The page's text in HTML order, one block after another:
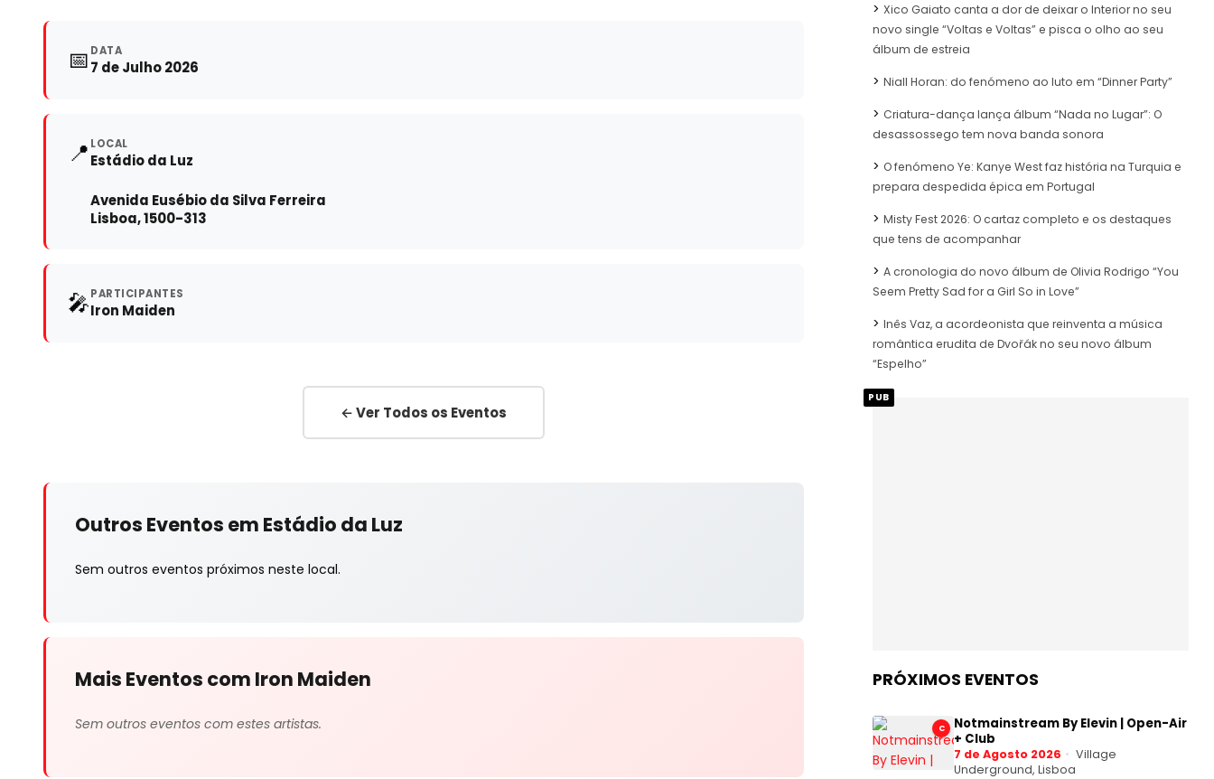
📅 DATA
7 de Julho 2026
📍 LOCAL
Estádio da Luz
Avenida Eusébio da Silva Ferreira
Lisboa, 1500-313
🎤PARTICIPANTES
Iron Maiden
← Ver Todos os Eventos
Outros Eventos em Estádio da Luz
Sem outros eventos próximos neste local.
Mais Eventos com Iron Maiden
Sem outros eventos com estes artistas.
Xico Gaiato canta a dor de deixar o Interior no seu
novo single “Voltas e Voltas” e pisca o olho ao seu
álbum de estreia
Niall Horan: do fenómeno ao luto em “Dinner Party”
Criatura-dança lança álbum “Nada no Lugar”: O
desassossego tem nova banda sonora
O fenómeno Ye: Kanye West faz história na Turquia e
prepara despedida épica em Portugal
Misty Fest 2026: O cartaz completo e os destaques
que tens de acompanhar
A cronologia do novo álbum de Olivia Rodrigo “You
Seem Pretty Sad for a Girl So in Love”
Inês Vaz, a acordeonista que reinventa a música
romântica erudita de Dvořák no seu novo álbum
“Espelho”
PUB
PRÓXIMOS EVENTOS
C
Notmainstream By Elevin | Open-Air
+ Club
7 de Agosto 2026
Village
Underground, Lisboa